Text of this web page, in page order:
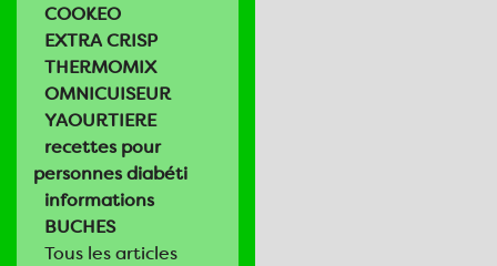
COOKEO
EXTRA CRISP
THERMOMIX
OMNICUISEUR
YAOURTIERE
recettes pour
personnes diabéti
informations
BUCHES
Tous les articles